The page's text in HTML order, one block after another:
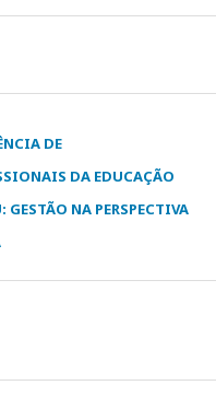
DE
DA EDUCAÇÃO
NA PERSPECTIVA